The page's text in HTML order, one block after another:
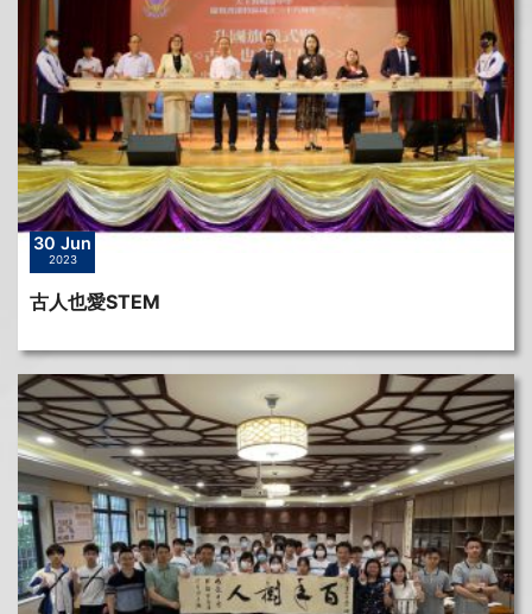
30 Jun
2023
古人也愛STEM